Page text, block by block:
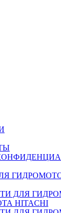
ДЛЯ
HITACHI